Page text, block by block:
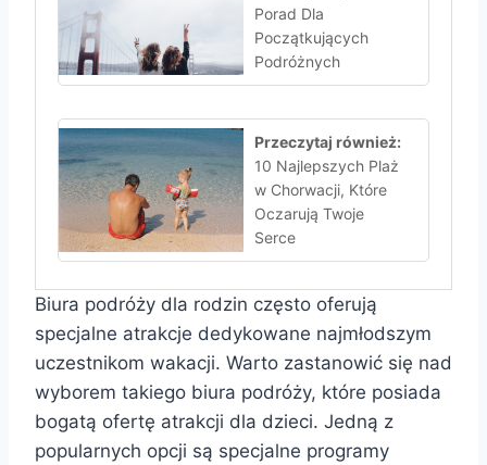
Porad Dla
Początkujących
Podróżnych
Przeczytaj również:
10 Najlepszych Plaż
w Chorwacji, Które
Oczarują Twoje
Serce
Biura podróży dla rodzin często oferują
specjalne atrakcje dedykowane najmłodszym
uczestnikom wakacji. Warto zastanowić się nad
wyborem takiego biura podróży, które posiada
bogatą ofertę atrakcji dla dzieci. Jedną z
popularnych opcji są specjalne programy